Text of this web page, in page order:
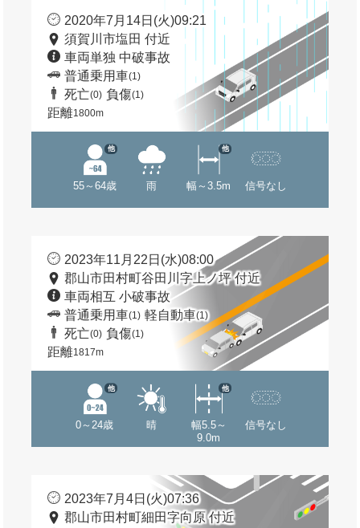
2020年7月14日(火)09:21
須賀川市塩田 付近
車両単独 中破事故
普通乗用車(1)
死亡(0) 負傷(1)
距離1800m
55～64歳
他
雨 幅～3.5m
他
信号なし
2023年11月22日(水)08:00
郡山市田村町谷田川字上ノ坪 付近
車両相互 小破事故
普通乗用車(1) 軽自動車(1)
死亡(0) 負傷(1)
距離1817m
0～24歳
他
晴
幅5.5～
9.0m
他
信号なし
2023年7月4日(火)07:36
郡山市田村町細田字向原 付近